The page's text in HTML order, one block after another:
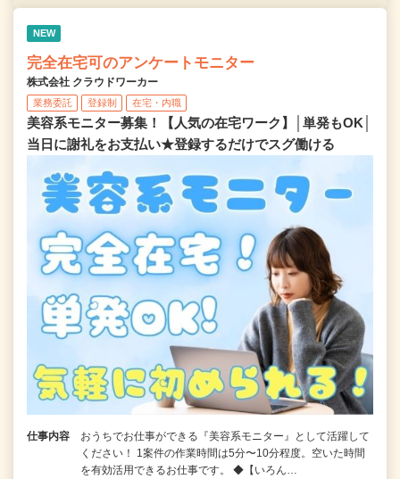
NEW
完全在宅可のアンケートモニター
株式会社 クラウドワーカー
業務委託 登録制 在宅・内職
美容系モニター募集！【人気の在宅ワーク】│単発もOK│
当日に謝礼をお支払い★登録するだけでスグ働ける
仕事内容
おうちでお仕事ができる『美容系モニター』として活躍して
ください！ 1案件の作業時間は5分〜10分程度。空いた時間
を有効活用できるお仕事です。 ◆【いろん…